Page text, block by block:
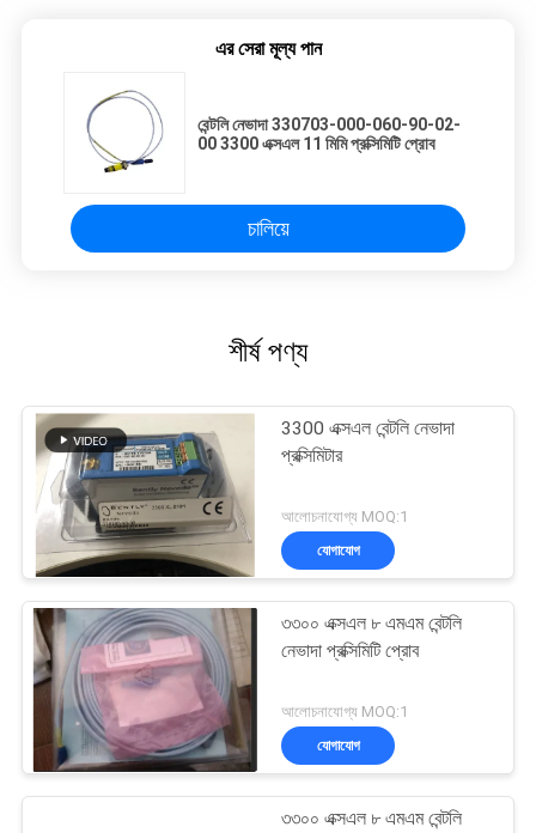
এর সেরা মূল্য পান
বেন্টলি নেভাদা 330703-000-060-90-02-
00 3300 এক্সএল 11 মিমি প্রক্সিমিটি প্রোব
চালিয়ে
শীর্ষ পণ্য
3300 এক্সএল বেন্টলি নেভাদা
প্রক্সিমিটার
আলোচনাযোগ্য MOQ:1
যোগাযোগ
৩৩০০ এক্সএল ৮ এমএম বেন্টলি
নেভাদা প্রক্সিমিটি প্রোব
আলোচনাযোগ্য MOQ:1
যোগাযোগ
৩৩০০ এক্সএল ৮ এমএম বেন্টলি